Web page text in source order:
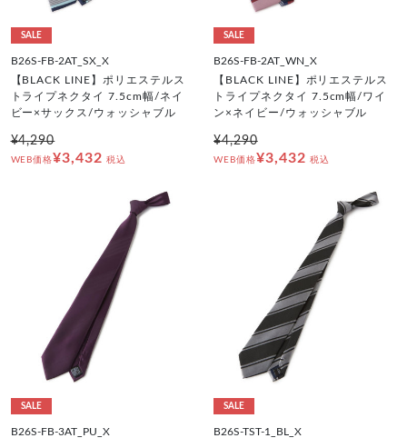
SALE
B26S-FB-2AT_SX_X
【BLACK LINE】ポリエステルス
トライプネクタイ 7.5cm幅/ネイ
ビー×サックス/ウォッシャブル
¥4,290
WEB価格¥3,432 税込
SALE
B26S-FB-2AT_WN_X
【BLACK LINE】ポリエステルス
トライプネクタイ 7.5cm幅/ワイ
ン×ネイビー/ウォッシャブル
¥4,290
WEB価格¥3,432 税込
SALE
B26S-FB-3AT_PU_X
SALE
B26S-TST-1_BL_X